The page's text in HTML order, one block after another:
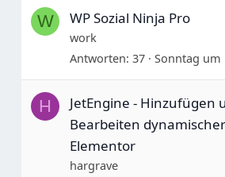
W WP Sozial Ninja Pro
work
Antworten 37 Sonntag um
H
JetEngine - Hinzufügen
Bearbeiten
Elementor
hargrave